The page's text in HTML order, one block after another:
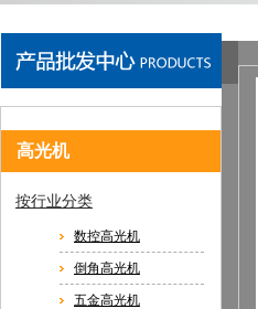
高光机
按行业分类
数控高光机
倒角高光机
五金高光机